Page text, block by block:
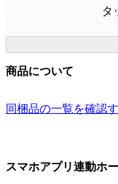
タ
商品について
同梱品の一覧を確認
スマホアプリ連動ホ